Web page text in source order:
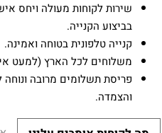
שירות לקוחות מעולה ויחס
בביצוע הקנייה.
קנייה טלפונית בטוחה ואמינה.
משלוחים לכל הארץ (למעט
פריסת תשלומים מרובה ונוחה
והצמדה.